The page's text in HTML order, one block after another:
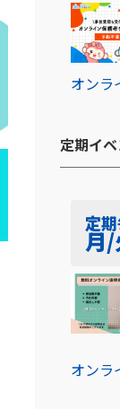
オンラ
定期イ
定期
月/
オンラ